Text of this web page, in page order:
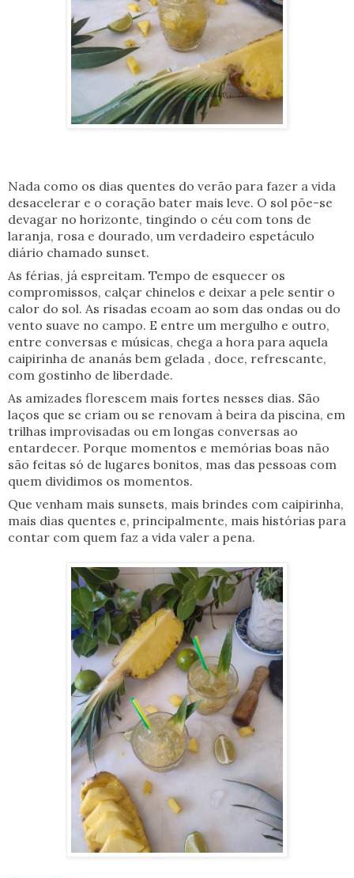
Nada como os dias quentes do verão para fazer a vida
desacelerar e o coração bater mais leve. O sol põe-se
devagar no horizonte, tingindo o céu com tons de
laranja, rosa e dourado, um verdadeiro espetáculo
diário chamado sunset.
As férias, já espreitam. Tempo de esquecer os
compromissos, calçar chinelos e deixar a pele sentir o
calor do sol. As risadas ecoam ao som das ondas ou do
vento suave no campo. E entre um mergulho e outro,
entre conversas e músicas, chega a hora para aquela
caipirinha de ananás bem gelada , doce, refrescante,
com gostinho de liberdade.
As amizades florescem mais fortes nesses dias. São
laços que se criam ou se renovam à beira da piscina, em
trilhas improvisadas ou em longas conversas ao
entardecer. Porque momentos e memórias boas não
são feitas só de lugares bonitos, mas das pessoas com
quem dividimos os momentos.
Que venham mais sunsets, mais brindes com caipirinha,
mais dias quentes e, principalmente, mais histórias para
contar com quem faz a vida valer a pena.